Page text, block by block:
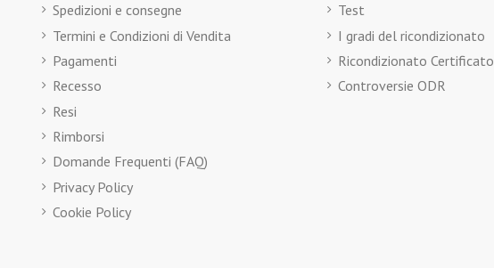
Spedizioni e consegne
Termini e Condizioni di Vendita
Pagamenti
Recesso
Resi
Rimborsi
Domande Frequenti (FAQ)
Privacy Policy
Cookie Policy
Test
I gradi del ricondizionato
Ricondizionato Certificato
Controversie ODR